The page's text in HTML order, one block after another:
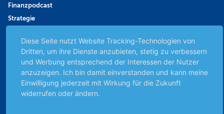
Finanzpodcast
Strategie
Themen & Börse
Abo & Shop
Abonnent werden
Diese Seite nutzt Website Tracking-Technologien von
Dritten, um ihre Dienste anzubieten, stetig zu verbessern
und Werbung entsprechend der Interessen der Nutzer
anzuzeigen. Ich bin damit einverstanden und kann meine
Einwilligung jederzeit mit Wirkung für die Zukunft
widerrufen oder ändern.